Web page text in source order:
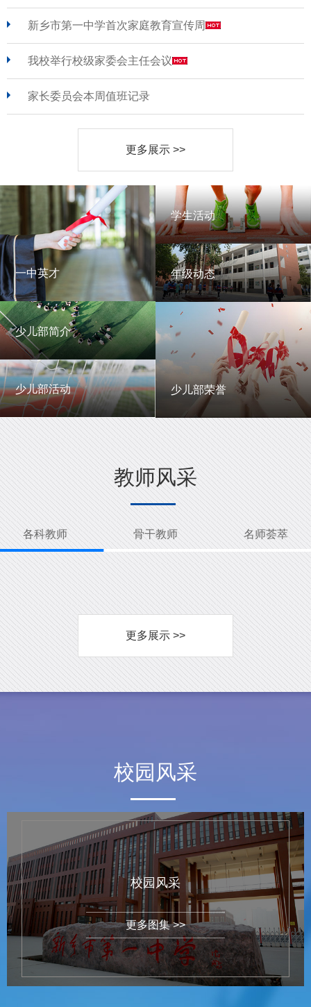
新乡市第一中学首次家庭教育宣传周
我校举行校级家委会主任会议
家长委员会本周值班记录
更多展示 >>
一中英才
一中英才
少儿部简介
少儿部简介
少儿部活动
少儿部活动
学生活动
学生活动
年级动态
年级动态
少儿部荣誉
少儿部荣誉
教师风采
各科教师 骨干教师 名师荟萃
更多展示 >>
校园风采
校园风采
更多图集 >>